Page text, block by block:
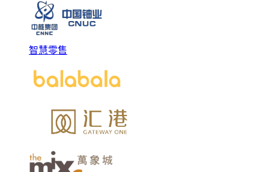
智慧零售